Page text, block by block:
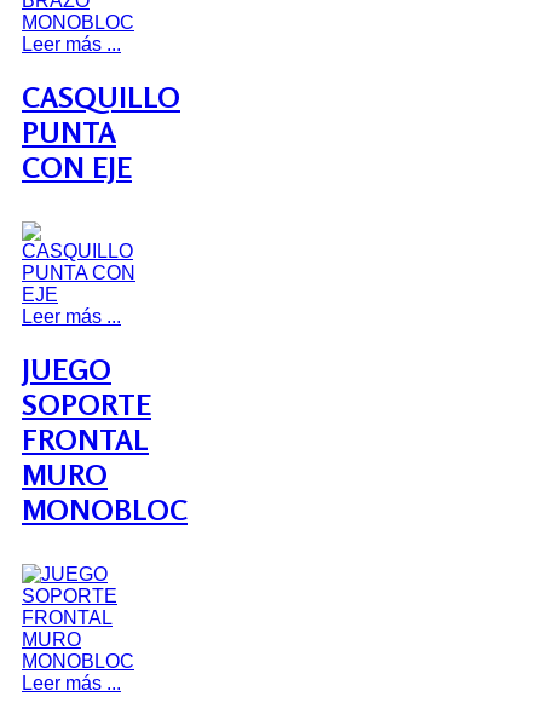
Leer más ...
CASQUILLO
PUNTA
CON EJE
Leer más ...
JUEGO
SOPORTE
FRONTAL
MURO
MONOBLOC
Leer más ...